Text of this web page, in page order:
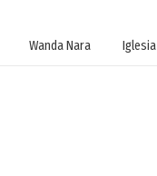
Wanda Nara Iglesia